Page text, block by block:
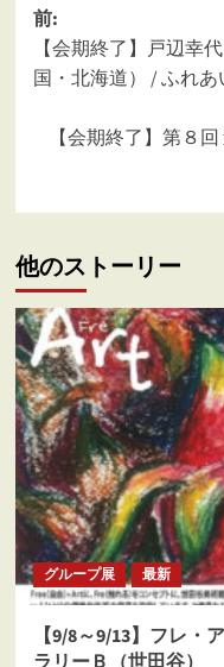
投
稿
ナ
ビ
ー
シ
ョ
ン
前:
【会期終了】戸辺幸
国・北海道） / ふれあ
【会期終了】第８
他のストーリー
グループ展 最新
【9/8～9/13】フレ・